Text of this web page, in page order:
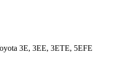
3E, 3EE, 3ETE, 5EFE